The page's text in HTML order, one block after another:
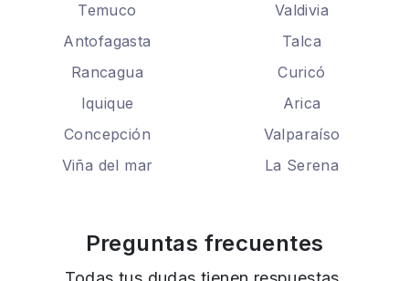
Temuco
Valdivia
Antofagasta
Talca
Rancagua
Curicó
Iquique
Arica
Concepción
Valparaíso
Viña del mar
La Serena
Preguntas frecuentes